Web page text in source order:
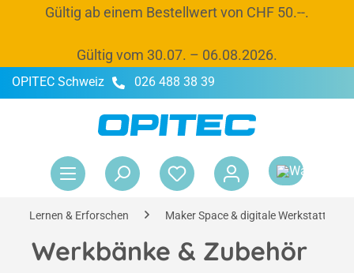
Gültig ab einem Bestellwert von CHF 50.--.
Gültig vom 30.07. – 06.08.2026.
OPITEC Schweiz 026 488 38 39
Lernen & Erforschen Maker Space & digitale Werkstatt
Werkbänke & Zubehör